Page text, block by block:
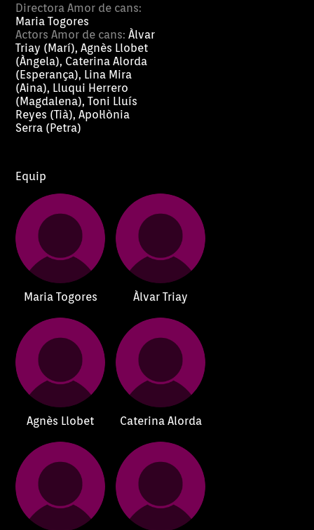
Directora Amor de cans:
Maria Togores
Actors Amor de cans:Àlvar
Triay (Marí), Agnès Llobet
(Àngela), Caterina Alorda
(Esperança), Lina Mira
(Aina), Lluqui Herrero
(Magdalena), Toni Lluís
Reyes (Tià), Apol·lònia
Serra (Petra)
Equip
Maria Togores Àlvar Triay
Agnès Llobet Caterina Alorda